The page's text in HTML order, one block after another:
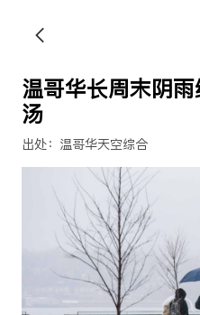
温哥华长周末阴
汤
出处：温哥华天空综合